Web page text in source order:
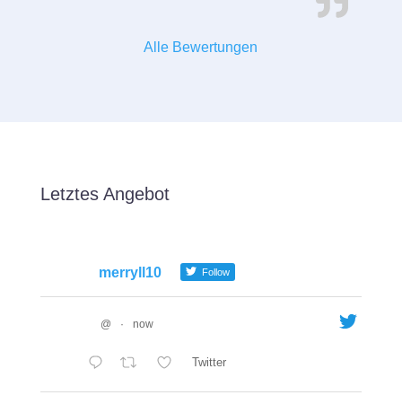
Alle Bewertungen
Letztes Angebot
merryll10 Follow
@ · now
Twitter